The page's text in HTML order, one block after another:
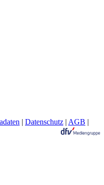
| Datenschutz | AGB |